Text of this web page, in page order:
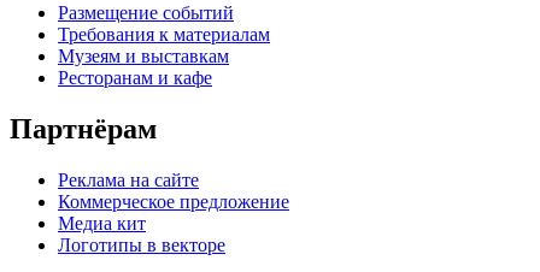
Размещение событий
Требования к материалам
Музеям и выставкам
Ресторанам и кафе
Партнёрам
Реклама на сайте
Коммерческое предложение
Медиа кит
Логотипы в векторе